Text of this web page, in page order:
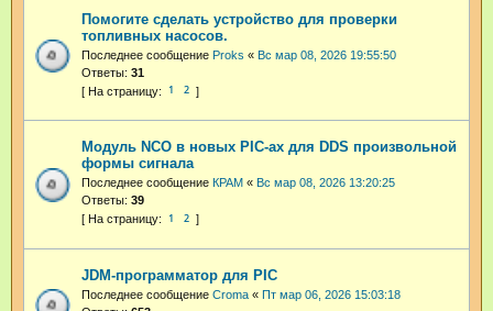
Помогите сделать устройство для проверки
топливных насосов.
Последнее сообщение Proks « Вс мар 08, 2026 19:55:50
Ответы: 31
1 2
Модуль NCO в новых PIC-ах для DDS произвольной
формы сигнала
Последнее сообщение КРАМ « Вс мар 08, 2026 13:20:25
Ответы: 39
1 2
JDM-программатор для PIC
Последнее сообщение Croma « Пт мар 06, 2026 15:03:18